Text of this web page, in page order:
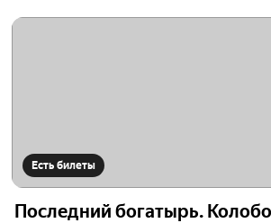
Есть билеты
Последний богатырь.